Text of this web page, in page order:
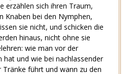
erzählen sich ihren Traum,
Knaben bei den Nymphen,
sie nicht, und schicken die
hinaus, nicht ohne sie
wie man vor der
hat und wie bei nachlassender
Tränke führt und wann zu den